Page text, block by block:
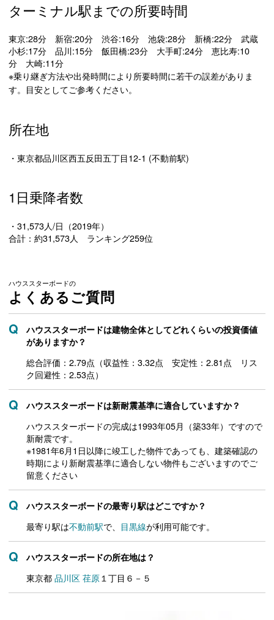
ターミナル駅までの所要時間
東京:28分 新宿:20分 渋谷:16分 池袋:28分 新橋:22分 武蔵
小杉:17分 品川:15分 飯田橋:23分 大手町:24分 恵比寿:10
分 大崎:11分
※乗り継ぎ方法や出発時間により所要時間に若干の誤差がありま
す。目安としてご参考ください。
所在地
・東京都品川区西五反田五丁目12-1 (不動前駅)
1日乗降者数
・31,573人/日（2019年）
合計：約31,573人 ランキング259位
ハウススターボードの
よくあるご質問
ハウススターボードは建物全体としてどれくらいの投資価値
がありますか？
総合評価：2.79点（収益性：3.32点 安定性：2.81点 リス
ク回避性：2.53点）
ハウススターボードは新耐震基準に適合していますか？
ハウススターボードの完成は1993年05月（築33年）ですので
新耐震です。
※1981年6月1日以降に竣工した物件であっても、建築確認の
時期により新耐震基準に適合しない物件もございますのでご
留意ください
ハウススターボードの最寄り駅はどこですか？
最寄り駅は不動前駅で、 目黒線が利用可能です。
ハウススターボードの所在地は？
東京都 品川区 荏原１丁目６－５